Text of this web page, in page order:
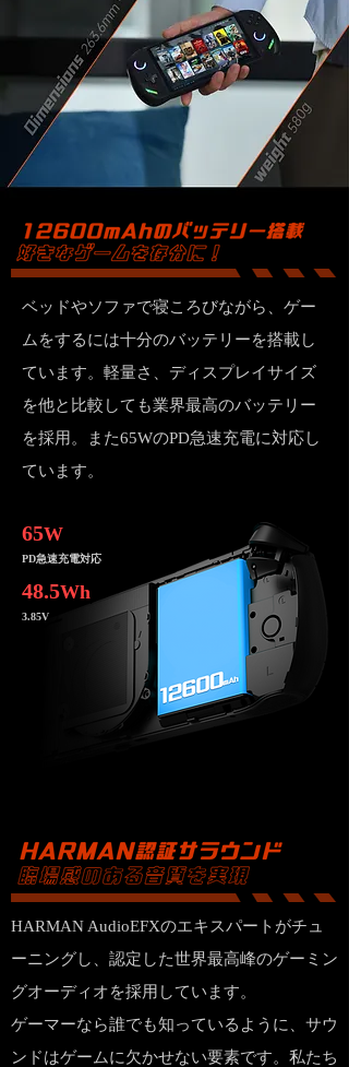
ベッドやソファで寝ころびながら、ゲー
ムをするには十分のバッテリーを搭載し
ています。軽量さ、ディスプレイサイズ
を他と比較しても業界最高のバッテリー
を採用。また65WのPD急速充電に対応し
ています。
65W
PD急速充電対応
48.5Wh
3.85V
HARMAN AudioEFXのエキスパートがチュ
ーニングし、認定した世界最高峰のゲーミン
グオーディオを採用しています。
ゲーマーなら誰でも知っているように、サウ
ンドはゲームに欠かせない要素です。私たち